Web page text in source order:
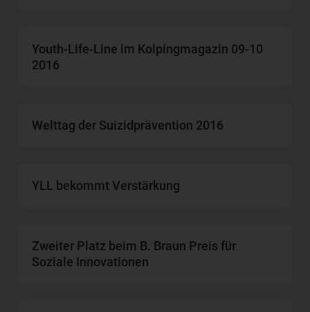
Youth-Life-Line im Kolpingmagazin 09-10
2016
Welttag der Suizidprävention 2016
YLL bekommt Verstärkung
Zweiter Platz beim B. Braun Preis für
Soziale Innovationen